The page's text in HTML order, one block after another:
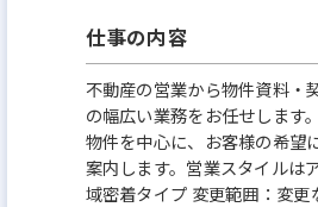
仕事の内容
不動産の営業から物件資料・
の幅広い業務をお任せします
物件を中心に、お客様の希望
案内します。営業スタイルは
域密着タイプ 変更範囲：変更